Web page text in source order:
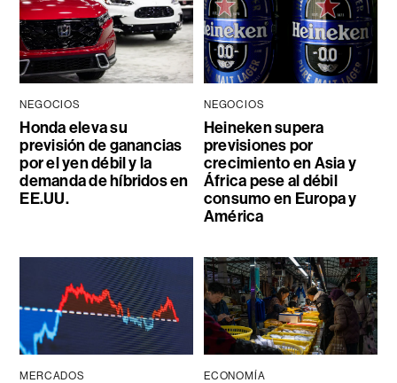
NEGOCIOS
Honda eleva su
previsión de ganancias
por el yen débil y la
demanda de híbridos en
EE.UU.
NEGOCIOS
Heineken supera
previsiones por
crecimiento en Asia y
África pese al débil
consumo en Europa y
América
MERCADOS ECONOMÍA